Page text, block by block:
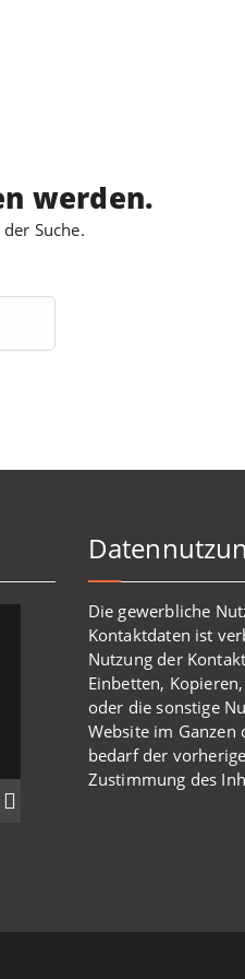
werden.
Suche.
Die gewerbliche
Kontaktdaten ist
Nutzung der
Einbetten,
oder die sonstige
Website im Ganzen
bedarf der
Zustimmung des